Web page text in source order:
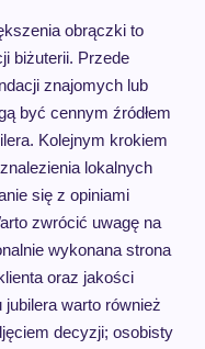
obrączki to
biżuterii. Przede
znajomych lub
być cennym źródłem
Kolejnym krokiem
lokalnych
się z opiniami
zwrócić uwagę na
wykonana strona
oraz jakości
warto również
decyzji; osobisty